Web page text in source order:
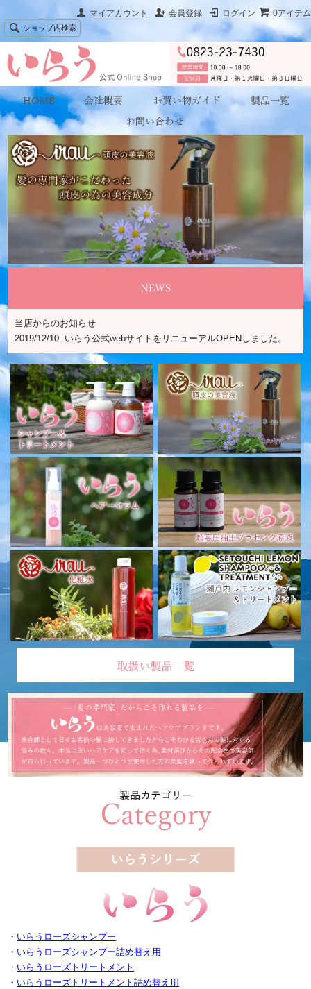
0アイテム
ログイン
会員登録
マイアカウント
ショップ内検索
当店からのお知らせ
2019/12/10 いらう公式webサイトをリニューアルOPENしました。
・ いらうローズシャンプー
・ いらうローズシャンプー詰め替え用
・ いらうローズトリートメント
・ いらうローズトリートメント詰め替え用